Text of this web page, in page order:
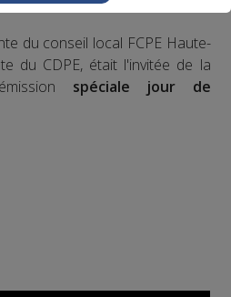
du conseil local FCPE Haute-
du CDPE, était l'invitée de la
spéciale jour de